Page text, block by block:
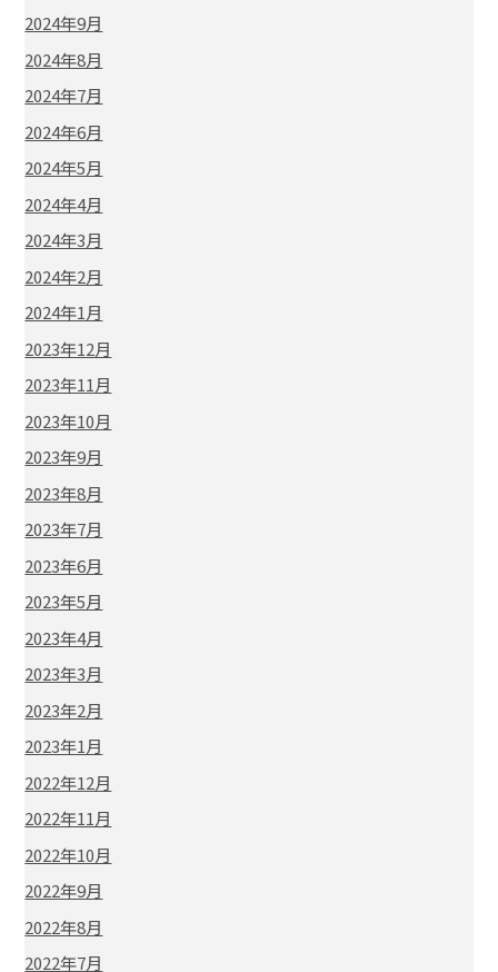
2024年9月
2024年8月
2024年7月
2024年6月
2024年5月
2024年4月
2024年3月
2024年2月
2024年1月
2023年12月
2023年11月
2023年10月
2023年9月
2023年8月
2023年7月
2023年6月
2023年5月
2023年4月
2023年3月
2023年2月
2023年1月
2022年12月
2022年11月
2022年10月
2022年9月
2022年8月
2022年7月